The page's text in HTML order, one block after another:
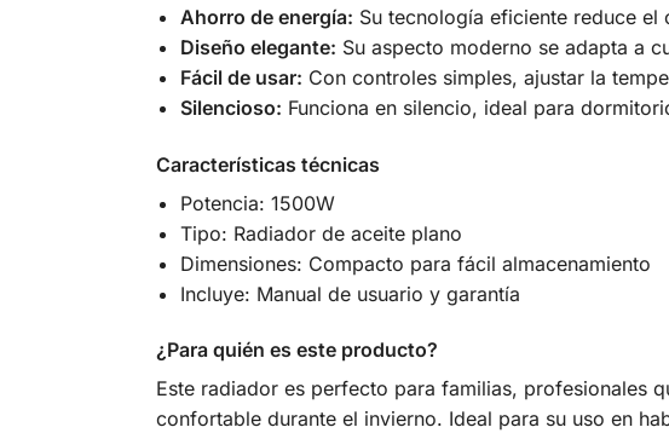
Ahorro de energía: Su tecnología eficiente reduce
Diseño elegante: Su aspecto moderno se adapta a
Fácil de usar: Con controles simples, ajustar la
Silencioso: Funciona en silencio, ideal para
Características técnicas
Potencia: 1500W
Tipo: Radiador de aceite plano
Dimensiones: Compacto para fácil almacenamiento
Incluye: Manual de usuario y garantía
¿Para quién es este producto?
Este radiador es perfecto para familias, profesionales
confortable durante el invierno. Ideal para su uso en